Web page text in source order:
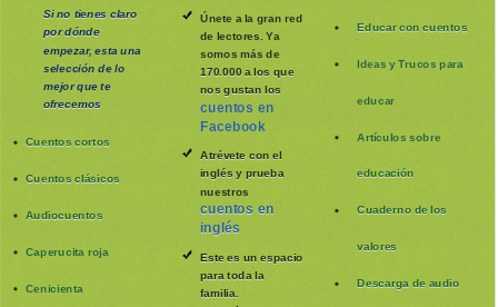
Si no tienes claro
por dónde
empezar, esta una
selección de lo
mejor que te
ofrecemos
Cuentos cortos
Cuentos clásicos
Audiocuentos
Caperucita roja
Cenicienta
Únete a la gran red
de lectores. Ya
somos más de
170.000 a los que
nos gustan los
cuentos en
Facebook
Atrévete con el
inglés y prueba
nuestros
cuentos en
inglés
Este es un espacio
para toda la
familia
Educar con cuentos
Ideas y Trucos para
educar
Artículos sobre
educación
Cuaderno de los
valores
Descarga de audio